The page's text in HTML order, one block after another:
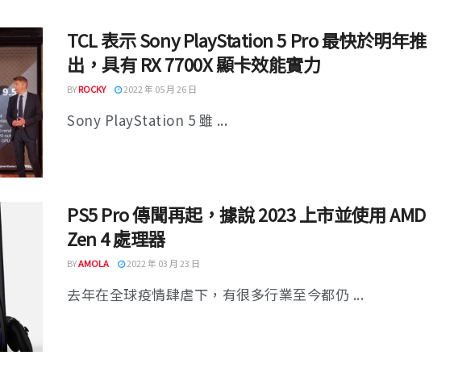
TCL 表示 Sony PlayStation 5 Pro 最快於明年推
出，具有 RX 7700X 顯卡效能實力
BYROCKY 2022 年 05 月 26 日
Sony PlayStation 5 雖 ...
PS5 Pro 傳聞再起，據說 2023 上市並使用 AMD
Zen 4 處理器
BYAMOLA 2022 年 03 月 23 日
去年在全球疫情肆虐下，有很多行業至今都仍 ...